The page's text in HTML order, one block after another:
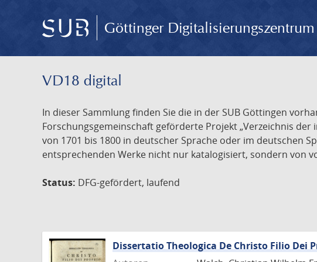
Göttinger Digitalisierungszentrum
VD18 digital
In dieser Sammlung finden Sie die in der SUB Göttingen
Forschungsgemeinschaft geförderte Projekt „Verzeichnis
von 1701 bis 1800 in deutscher Sprache oder im deutschen
entsprechenden Werke nicht nur katalogisiert, sondern von
Status: DFG-gefördert, laufend
Dissertatio Theologica De Christo Filio Dei